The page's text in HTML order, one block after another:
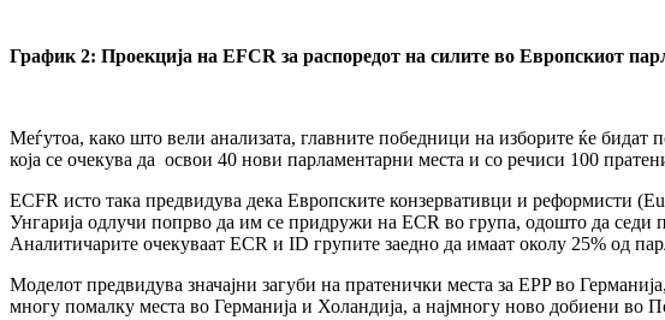
График 2: Проекција на EFCR за распоредот на силите во Европскиот
Меѓутоа, како што вели анализата, главните победници на изборите ќе
која се очекува да освои 40 нови парламентарни места и со речиси 100
ECFR исто така предвидува дека Европските конзервативци и реформисти
Унгарија одлучи попрво да им се придружи на ECR во група, одошто да седи
Аналитичарите очекуваат ECR и ID групите заедно да имаат околу 25% од
Моделот предвидува значајни загуби на пратенички места за EPP во
многу помалку места во Германија и Холандија, а најмногу ново добиени во